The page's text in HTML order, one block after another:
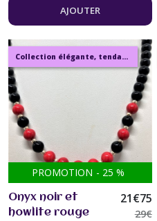
46/51 cm Bijou
femme
AJOUTER
Collection élégante, tendance, moderne, de bijoux en ambre, pierre, perles.
PROMOTION - 25 %
Onyx noir et
howlite rouge
21€75
29€